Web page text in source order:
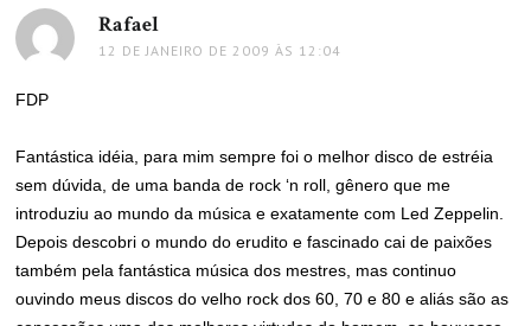
Rafael
12 DE JANEIRO DE 2009 ÀS 12:04
FDP
Fantástica idéia, para mim sempre foi o melhor disco de estréia
sem dúvida, de uma banda de rock ‘n roll, gênero que me
introduziu ao mundo da música e exatamente com Led Zeppelin.
Depois descobri o mundo do erudito e fascinado cai de paixões
também pela fantástica música dos mestres, mas continuo
ouvindo meus discos do velho rock dos 60, 70 e 80 e aliás são as